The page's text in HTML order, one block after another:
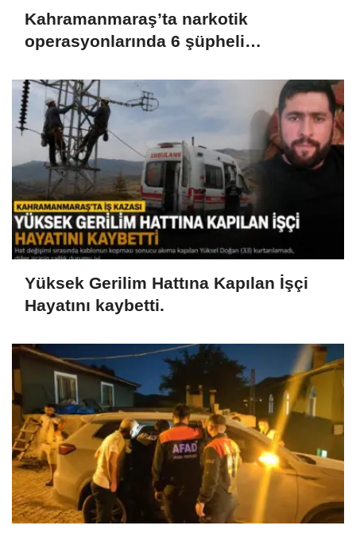
Kahramanmaraş’ta narkotik
operasyonlarında 6 şüpheli
Yüksek Gerilim Hattına Kapılan İşçi
Hayatını kaybetti.